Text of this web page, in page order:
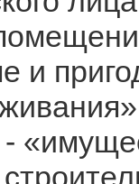
и